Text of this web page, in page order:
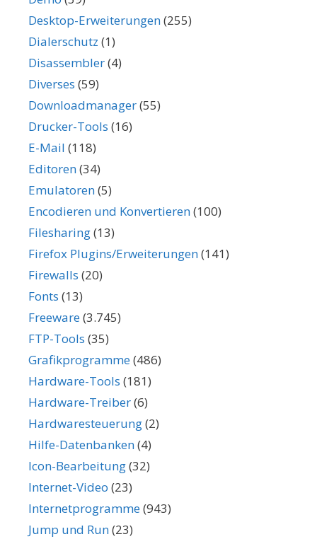
Desktop-Erweiterungen(255)
Dialerschutz (1)
Disassembler(4)
Diverses (59)
Downloadmanager(55)
Drucker-Tools (16)
E-Mail (118)
Editoren(34)
Emulatoren(5)
Encodieren und Konvertieren(100)
Filesharing(13)
Firefox Plugins/Erweiterungen(141)
Firewalls (20)
Fonts (13)
Freeware(3.745)
FTP-Tools (35)
Grafikprogramme(486)
Hardware-Tools (181)
Hardware-Treiber(6)
Hardwaresteuerung(2)
Hilfe-Datenbanken(4)
Icon-Bearbeitung(32)
Internet-Video (23)
Internetprogramme(943)
Jump und Run(23)